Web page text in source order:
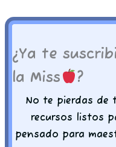
¿Ya te
la Miss
?
No te pierdas de
recursos listos
pensado para
Encontraras un
listo para imprimir
y tamaño.
Recuerda que
para imprimir en